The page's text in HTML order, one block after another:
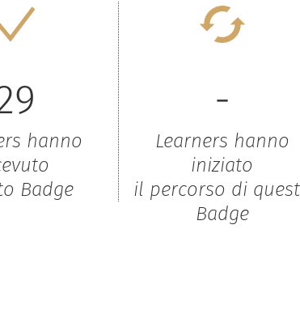
hanno
Badge
-
Learners hanno
iniziato
il percorso di
Badge